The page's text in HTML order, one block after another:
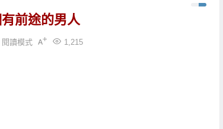
前途的男人
1,215
閱讀模式